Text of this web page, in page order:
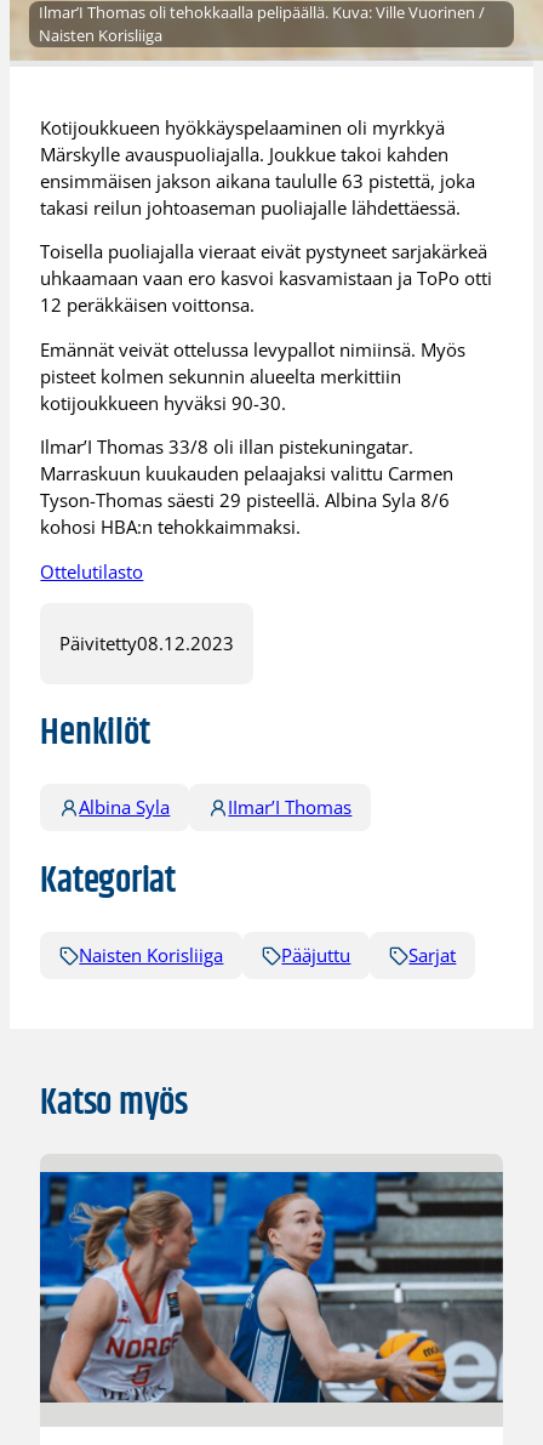
Ilmar’I Thomas oli tehokkaalla pelipäällä. Kuva: Ville Vuorinen /
Naisten Korisliiga
Kotijoukkueen hyökkäyspelaaminen oli myrkkyä
Märskylle avauspuoliajalla. Joukkue takoi kahden
ensimmäisen jakson aikana taululle 63 pistettä, joka
takasi reilun johtoaseman puoliajalle lähdettäessä.
Toisella puoliajalla vieraat eivät pystyneet sarjakärkeä
uhkaamaan vaan ero kasvoi kasvamistaan ja ToPo otti
12 peräkkäisen voittonsa.
Emännät veivät ottelussa levypallot nimiinsä. Myös
pisteet kolmen sekunnin alueelta merkittiin
kotijoukkueen hyväksi 90-30.
Ilmar’I Thomas 33/8 oli illan pistekuningatar.
Marraskuun kuukauden pelaajaksi valittu Carmen
Tyson-Thomas säesti 29 pisteellä. Albina Syla 8/6
kohosi HBA:n tehokkaimmaksi.
Ottelutilasto
Päivitetty08.12.2023
Henkilöt
Albina Syla IImar’I Thomas
Kategoriat
Naisten Korisliiga Pääjuttu Sarjat
Katso myös